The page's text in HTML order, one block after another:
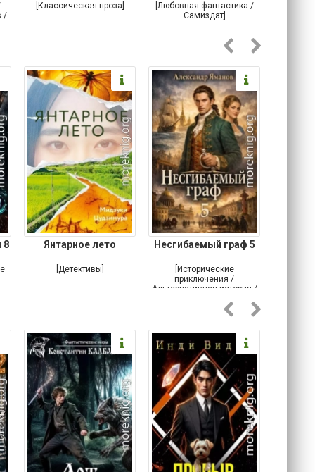
/
[Классическая проза]
[Любовная фантастика /
Самиздат]
8 Янтарное лето
[Детективы]
Несгибаемый граф 5
[Исторические
приключения /
Альтернативная история /